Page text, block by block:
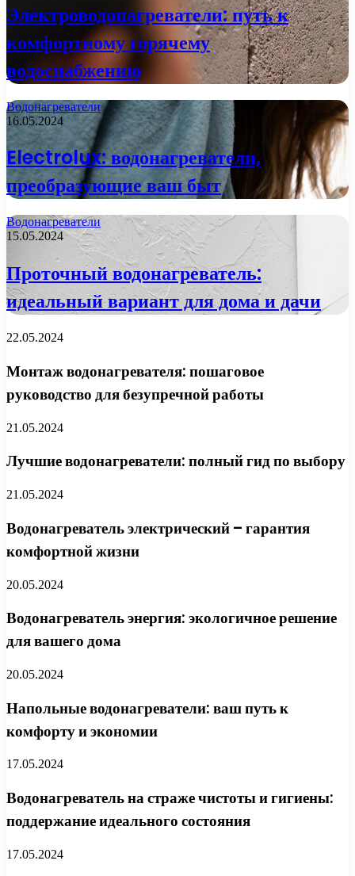
Электроводонагреватели: путь к
комфортному горячему
водоснабжению
Водонагреватели
16.05.2024
Electrolux: водонагреватели,
преобразующие ваш быт
Водонагреватели
15.05.2024
Проточный водонагреватель:
идеальный вариант для дома и дачи
22.05.2024
Монтаж водонагревателя: пошаговое
руководство для безупречной работы
21.05.2024
Лучшие водонагреватели: полный гид по выбору
21.05.2024
Водонагреватель электрический – гарантия
комфортной жизни
20.05.2024
Водонагреватель энергия: экологичное решение
для вашего дома
20.05.2024
Напольные водонагреватели: ваш путь к
комфорту и экономии
17.05.2024
Водонагреватель на страже чистоты и гигиены:
поддержание идеального состояния
17.05.2024